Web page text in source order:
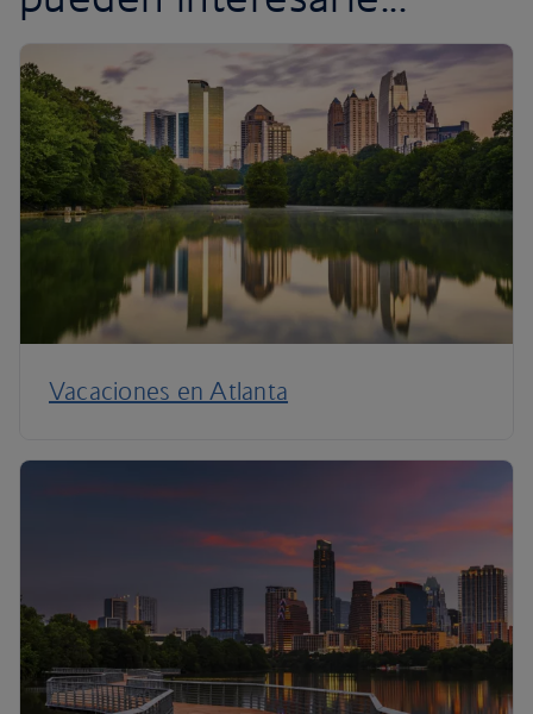
Vacaciones en Atlanta